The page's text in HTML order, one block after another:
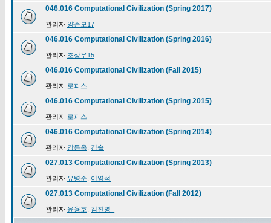
046.016 Computational Civilization (Spring 2017)
관리자 양준모17
046.016 Computational Civilization (Spring 2016)
관리자 조상우15
046.016 Computational Civilization (Fall 2015)
관리자 로파스
046.016 Computational Civilization (Spring 2015)
관리자 로파스
046.016 Computational Civilization (Spring 2014)
관리자 강동옥 김솔
027.013 Computational Civilization (Spring 2013)
관리자 유병준 이영석
027.013 Computational Civilization (Fall 2012)
관리자 윤용호 김진영_